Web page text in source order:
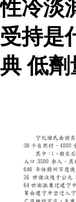
性冷淡
受持是
典 低